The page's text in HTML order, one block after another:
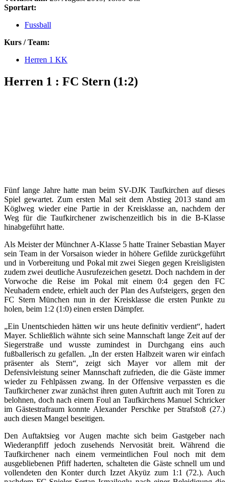
Sportart:
Fussball
Kurs / Team:
Herren 1 KK
Herren 1 : FC Stern (1:2)
Fünf lange Jahre hatte man beim SV-DJK Taufkirchen auf dieses
Spiel gewartet. Zum ersten Mal seit dem Abstieg 2013 stand am
Köglweg wieder eine Partie in der Kreisklasse an, nachdem der
Weg für die Taufkirchener zwischenzeitlich bis in die B-Klasse
hinabgeführt hatte.
Als Meister der Münchner A-Klasse 5 hatte Trainer Sebastian Mayer
sein Team in der Vorsaison wieder in höhere Gefilde zurückgeführt
und in Vorbereitung und Pokal mit zwei Siegen gegen Kreisligisten
zudem zwei deutliche Ausrufezeichen gesetzt. Doch nachdem in der
Vorwoche die Reise im Pokal mit einem 0:4 gegen den FC
Neuhadern endete, erhielt auch der Plan des Aufsteigers, gegen den
FC Stern München nun in der Kreisklasse die ersten Punkte zu
holen, beim 1:2 (1:0) einen ersten Dämpfer.
„Ein Unentschieden hätten wir uns heute definitiv verdient“, hadert
Mayer. Schließlich wähnte sich seine Mannschaft lange Zeit auf der
Siegerstraße und wusste zumindest in Durchgang eins auch
fußballerisch zu gefallen. „In der ersten Halbzeit waren wir einfach
präsenter als Stern“, zeigt sich Mayer vor allem mit der
Defensivleistung seiner Mannschaft zufrieden, die die Gäste immer
wieder zu Fehlpässen zwang. In der Offensive verpassten es die
Taufkirchener zwar zunächst ihren guten Auftritt auch mit Toren zu
belohnen, doch nach einem Foul an Taufkirchens Manuel Schricker
im Gästestrafraum konnte Alexander Perschke per Strafstoß (27.)
auch diesen Mangel beseitigen.
Den Auftaktsieg vor Augen machte sich beim Gastgeber nach
Wiederanpfiff jedoch zusehends Nervosität breit. Während die
Taufkirchener nach einem vermeintlichen Foul noch mit dem
ausgebliebenen Pfiff haderten, schalteten die Gäste schnell um und
vollendeten den Konter durch Izzet Akyüz zum 1:1 (72.). Auch